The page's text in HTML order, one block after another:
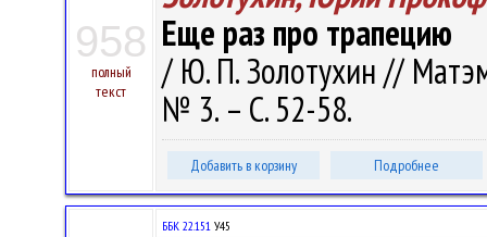
958
полный
текст
Еще раз про трапецию
/ Ю. П. Золотухин //
№ 3. – С. 52-58.
Добавить в корзину Подробнее
ББК 22.151 У45